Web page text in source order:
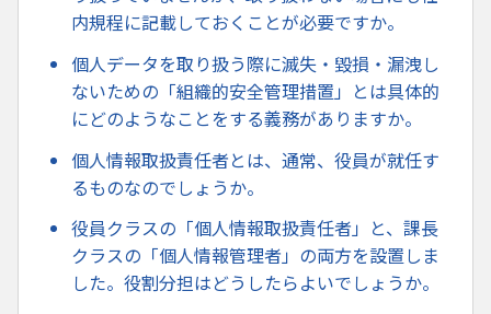
内規程に記載しておくことが必要ですか。
個人データを取り扱う際に滅失・毀損・漏洩し
ないための「組織的安全管理措置」とは具体的
にどのようなことをする義務がありますか。
個人情報取扱責任者とは、通常、役員が就任す
るものなのでしょうか。
役員クラスの「個人情報取扱責任者」と、課長
クラスの「個人情報管理者」の両方を設置しま
した。役割分担はどうしたらよいでしょうか。